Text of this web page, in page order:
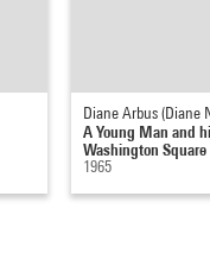
Diane Arbus (Diane
A Young Man and
Washington Square
1965